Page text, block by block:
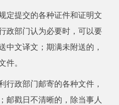
提交的各种证件和证明文
政部门认为必要时，可以要
中文译文；期满未附送的，
件。
行政部门邮寄的各种文件，
邮戳日不清晰的，除当事人